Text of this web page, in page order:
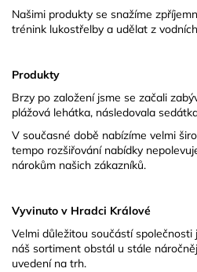
Našimi produkty se snažíme
trénink lukostřelby a udělat z
Produkty
Brzy po založení jsme se začali
plážová lehátka, následovala
V současné době nabízíme velmi
tempo rozšiřování nabídky
nárokům našich zákazníků.
Vyvinuto v Hradci Králové
Velmi důležitou součástí
náš sortiment obstál u stále
uvedení na trh.